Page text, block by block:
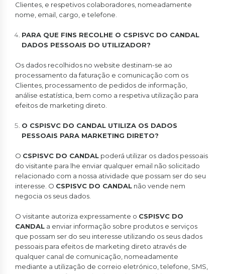
Clientes, e respetivos colaboradores, nomeadamente
nome, email, cargo, e telefone.
PARA QUE FINS RECOLHE O CSPISVC DO CANDAL
DADOS PESSOAIS DO UTILIZADOR?
Os dados recolhidos no website destinam-se ao
processamento da faturação e comunicação com os
Clientes, processamento de pedidos de informação,
análise estatística, bem como a respetiva utilização para
efeitos de marketing direto.
O CSPISVC DO CANDAL UTILIZA OS DADOS
PESSOAIS PARA MARKETING DIRETO?
O CSPISVC DO CANDAL poderá utilizar os dados pessoais
do visitante para lhe enviar qualquer email não solicitado
relacionado com a nossa atividade que possam ser do seu
interesse. O CSPISVC DO CANDAL não vende nem
negocia os seus dados.
O visitante autoriza expressamente o CSPISVC DO
CANDAL a enviar informação sobre produtos e serviços
que possam ser do seu interesse utilizando os seus dados
pessoais para efeitos de marketing direto através de
qualquer canal de comunicação, nomeadamente
mediante a utilização de correio eletrónico, telefone, SMS,